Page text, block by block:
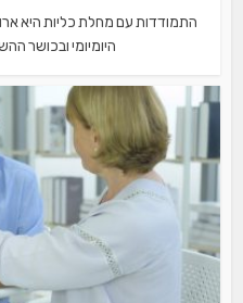
התמודדות עם מחלת כליות היא
היומיומי ובכושר